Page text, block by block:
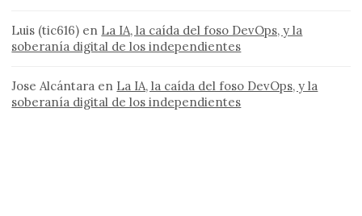
Luis (tic616) en La IA, la caída del foso DevOps, y la
soberanía digital de los independientes
Jose Alcántara en La IA, la caída del foso DevOps, y la
soberanía digital de los independientes